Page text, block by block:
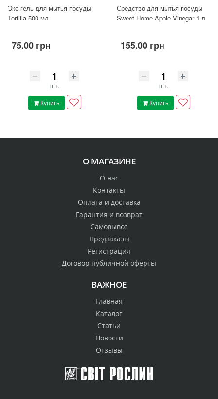
Эко гель для мытья посуды
Tortilla 500 мл
75.00 грн
шт.
Купить
Средство для мытья посуды
Sweet Home Apple Vinegar 1 л
155.00 грн
шт.
Купить
О МАГАЗИНЕ
О нас
Контакты
Оплата и доставка
Гарантия и возврат
Самовывоз
Предзаказы
Регистрация
Договор публичной оферты
ВАЖНОЕ
Главная
Каталог
Статьи
Новости
Отзывы